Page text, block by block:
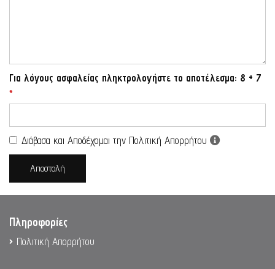
Για λόγους ασφαλείας πληκτρολογήστε το αποτέλεσμα: 8 + 7
*
Διάβασα και Αποδέχομαι την Πολιτική Απορρήτου
Αποστολή
Πληροφορίες
Πολιτική Απορρήτου